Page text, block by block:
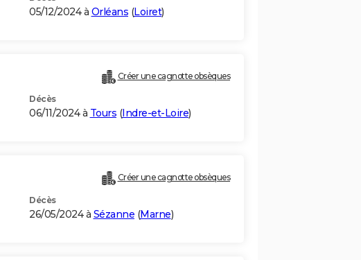
05/12/2024 à Orléans (Loiret)
Créer une cagnotte obsèques
Décès
06/11/2024 à Tours (Indre-et-Loire)
Créer une cagnotte obsèques
Décès
26/05/2024 à Sézanne (Marne)